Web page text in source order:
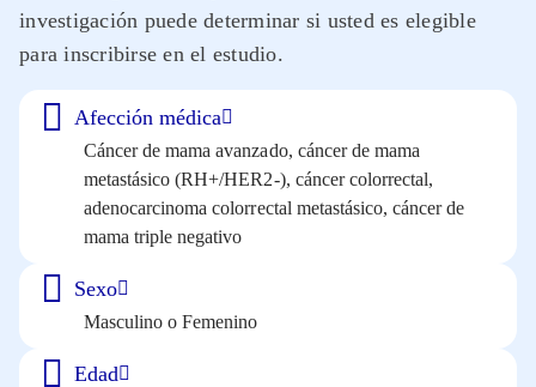
investigación puede determinar si usted es elegible
para inscribirse en el estudio.
Afección médica
Cáncer de mama avanzado, cáncer de mama
metastásico (RH+/HER2-), cáncer colorrectal,
adenocarcinoma colorrectal metastásico, cáncer de
mama triple negativo
Sexo
Masculino o Femenino
Edad